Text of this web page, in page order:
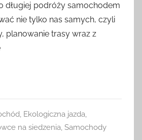
długiej podróży samochodem
nie tylko nas samych, czyli
planowanie trasy wraz z
, Ekologiczna jazda,
na siedzenia, Samochody